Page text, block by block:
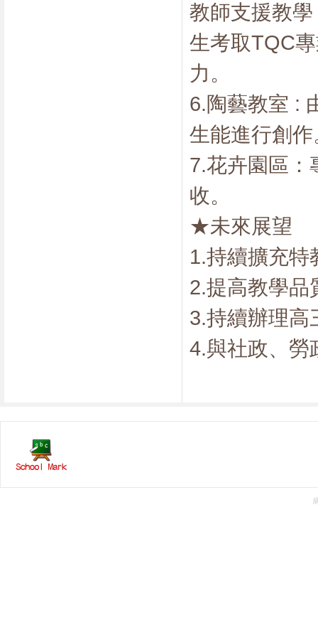
教師支援教
生考取TQC
力。
6.陶藝教室 :
生能進行創作
7.花卉園區：
收。
★未來展望
1.持續擴充特
2.提高教學品
3.持續辦理高
4.與社政、勞